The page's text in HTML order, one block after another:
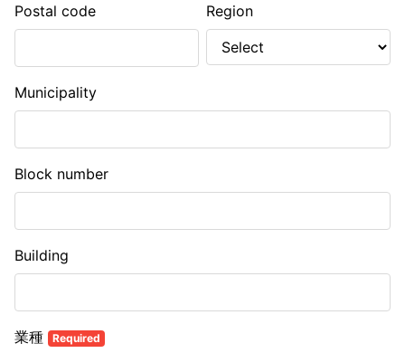
Postal code Region
Municipality
Block number
Building
業種 Required